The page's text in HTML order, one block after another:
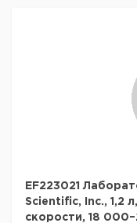
EF223021
Scientific, Inc., 1,2
скорости, 18